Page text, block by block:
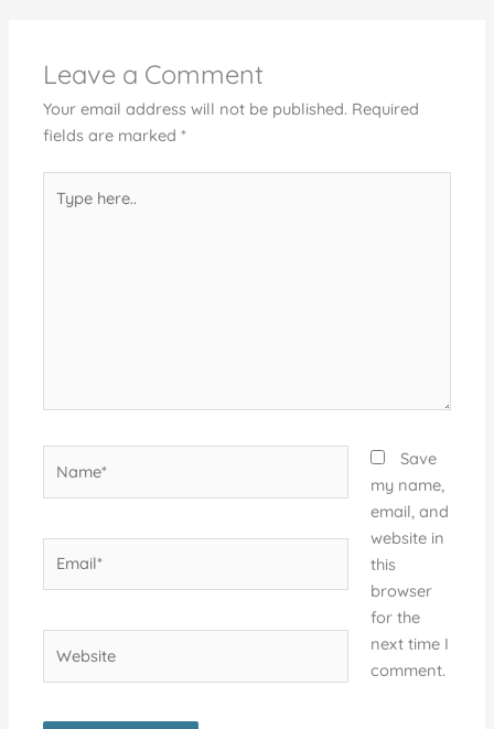
Leave a Comment
Your email address will not be published. Required
fields are marked*
here..
Save
my name,
email, and
website in
this
browser
for the
next time I
comment.